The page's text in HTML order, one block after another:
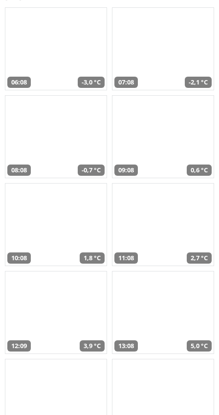
06:08 -3,0 °C 07:08 -2,1 °C
08:08 -0,7 °C 09:08 0,6 °C
10:08 1,8 °C 11:08 2,7 °C
12:09 3,9 °C 13:08 5,0 °C